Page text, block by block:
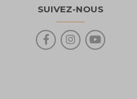
SUIVEZ-NOUS